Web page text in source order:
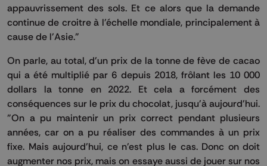
appauvrissement des sols. Et ce alors que la demande
continue de croitre à l'échelle mondiale, principalement à
cause de l'Asie."
On parle, au total, d'un prix de la tonne de fève de cacao
qui a été multiplié par 6 depuis 2018, frôlant les 10 000
dollars la tonne en 2022. Et cela a forcément des
conséquences sur le prix du chocolat, jusqu'à aujourd'hui.
"On a pu maintenir un prix correct pendant plusieurs
années, car on a pu réaliser des commandes à un prix
fixe. Mais aujourd'hui, ce n'est plus le cas. Donc on doit
augmenter nos prix, mais on essaye aussi de jouer sur nos